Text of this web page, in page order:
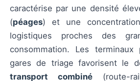
caractérise par une densité
(péages) et une
logistiques proches des
consommation. Les
gares de triage favorisent le
transport combiné(route-